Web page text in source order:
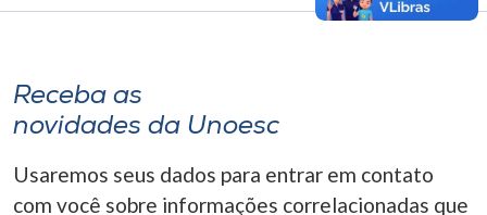
Receba as
novidades da Unoesc
Usaremos seus dados para entrar em contato
com você sobre informações correlacionadas que